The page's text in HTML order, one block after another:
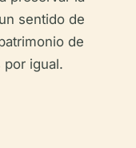
sentido de
de
por igual.